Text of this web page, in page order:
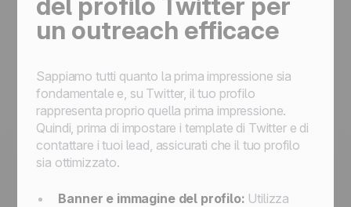
un outreach efficace
Sappiamo tutti quanto la prima impressione sia
fondamentale e, su Twitter, il tuo profilo
rappresenta proprio quella prima impressione.
Quindi, prima di impostare i template di Twitter e di
contattare i tuoi lead, assicurati che il tuo profilo
sia ottimizzato.
Banner e immagine del profilo: Utilizza